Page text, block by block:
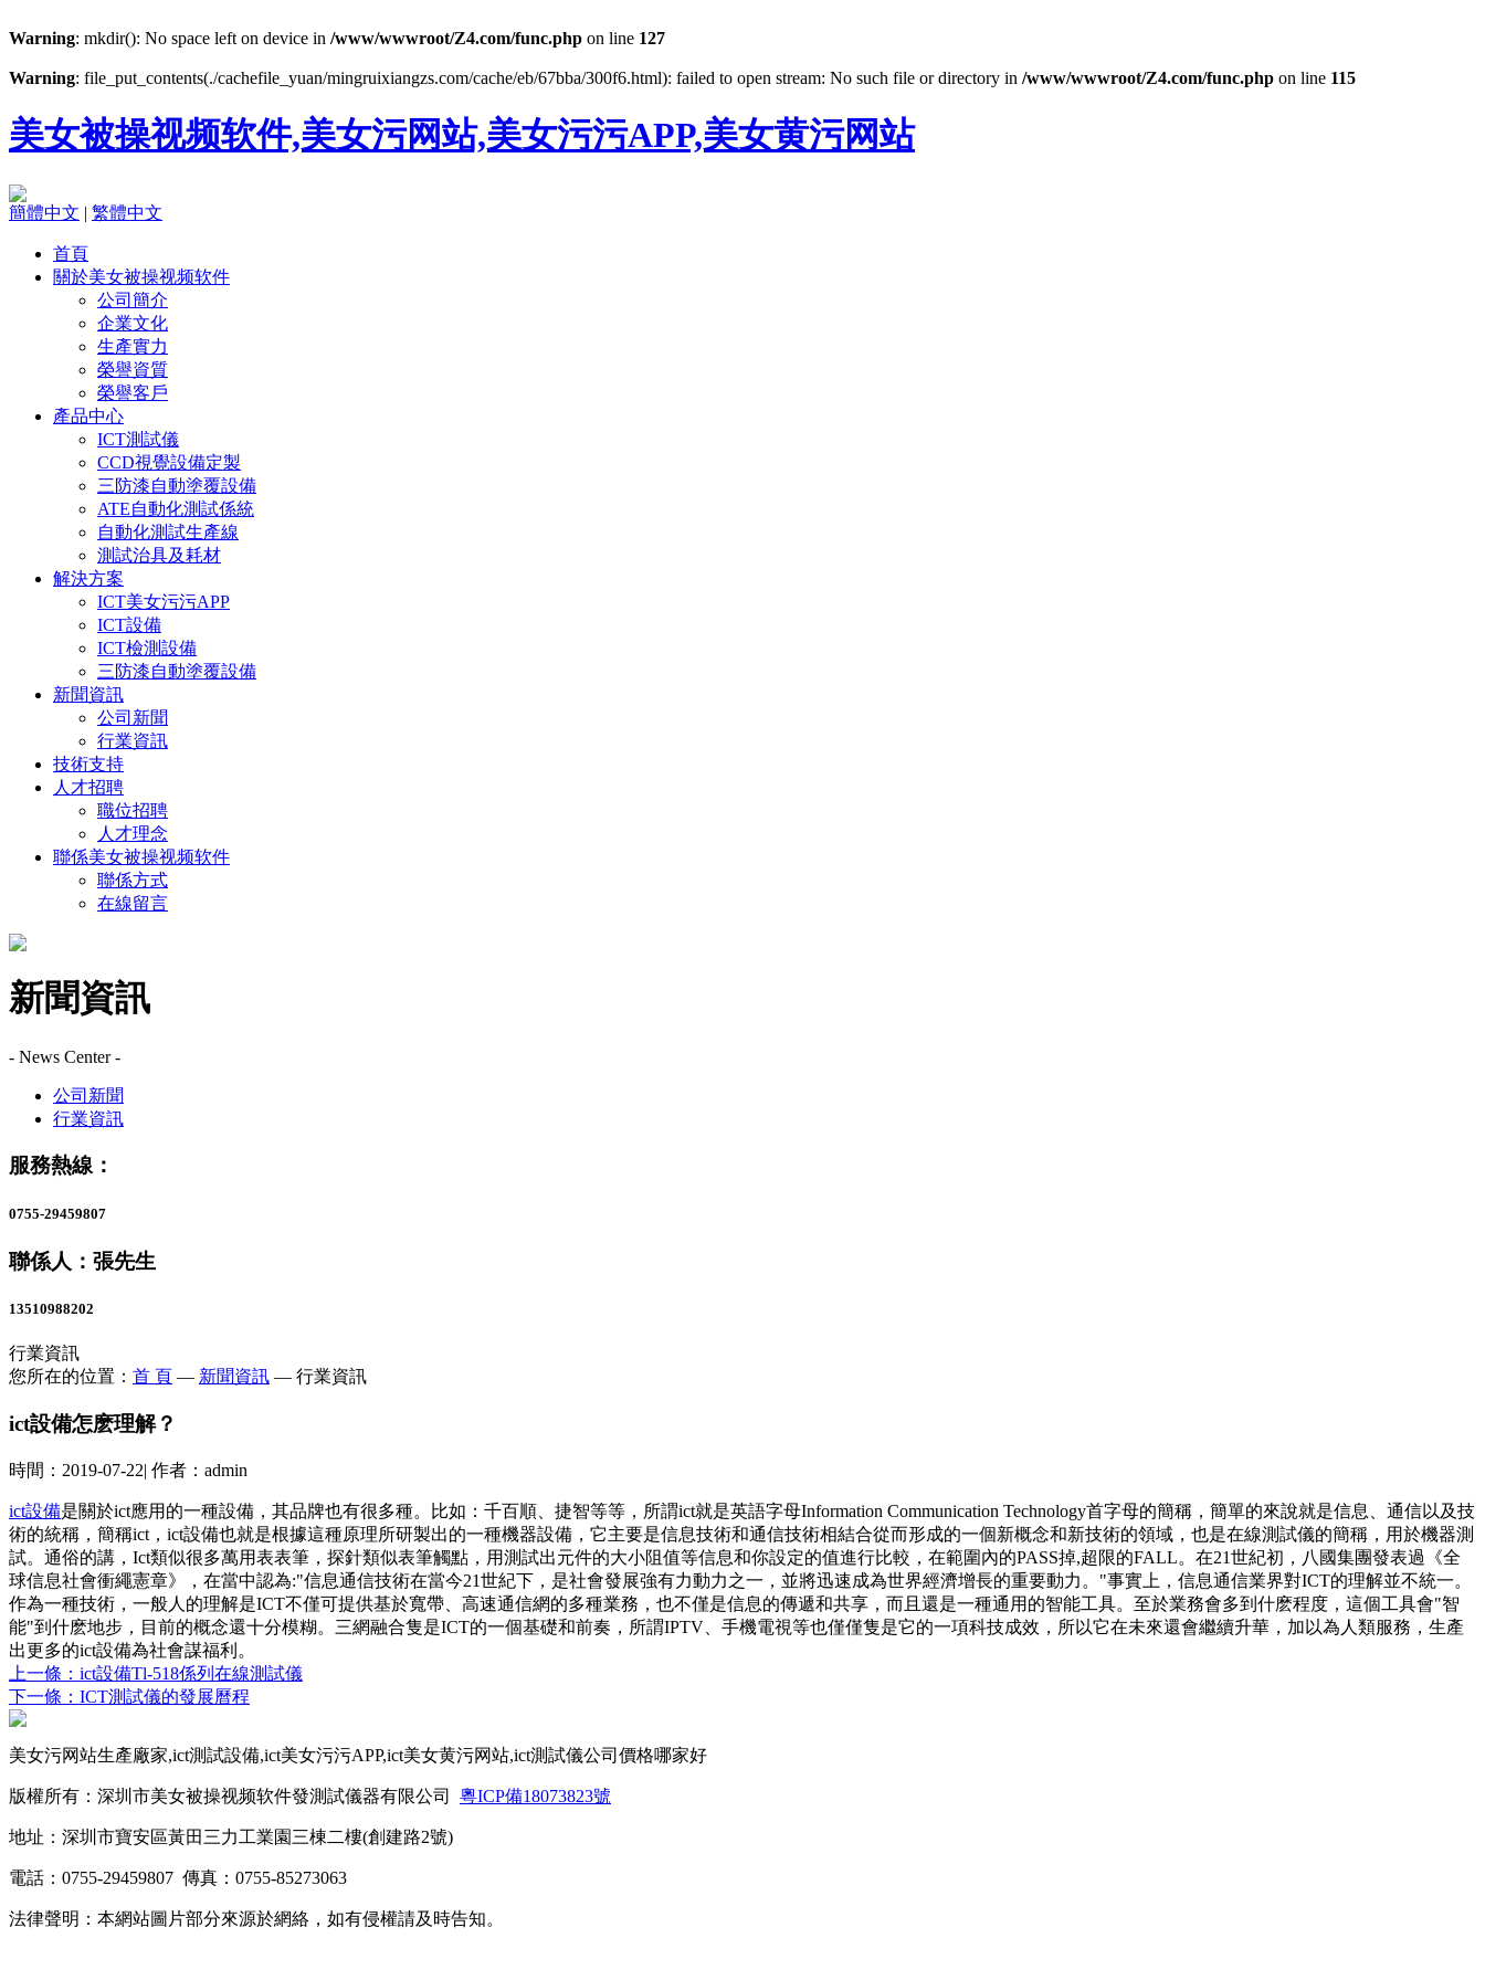
Warning: mkdir(): No space left on device in /www/wwwroot/Z4.com/func.php on line 127
Warning: file_put_contents(./cachefile_yuan/mingruixiangzs.com/cache/eb/67bba/300f6.html): failed to open stream: No such file or directory in /www/wwwroot/Z4.com/func.php on line 115
美女被操视频软件,美女污网站,美女污污APP,美女黄污网站
簡體中文 | 繁體中文
首頁
關於美女被操视频软件
公司簡介
企業文化
生產實力
榮譽資質
榮譽客戶
產品中心
ICT測試儀
CCD視覺設備定製
三防漆自動塗覆設備
ATE自動化測試係統
自動化測試生產線
測試治具及耗材
解決方案
ICT美女污污APP
ICT設備
ICT檢測設備
三防漆自動塗覆設備
新聞資訊
公司新聞
行業資訊
技術支持
人才招聘
職位招聘
人才理念
聯係美女被操视频软件
聯係方式
在線留言
新聞資訊
- News Center -
公司新聞
行業資訊
服務熱線：
0755-29459807
聯係人：張先生
13510988202
行業資訊
您所在的位置： 首 頁 — 新聞資訊 — 行業資訊
ict設備怎麽理解？
時間： 2019-07-22| 作者： admin
ict設備是關於ict應用的一種設備，其品牌也有很多種。比如：千百順、捷智等等，所謂ict就是英語字母Information Communication Technology首字母的簡稱，簡單的來說就是信息、通信以及技
術的統稱，簡稱ict，ict設備也就是根據這種原理所研製出的一種機器設備，它主要是信息技術和通信技術相結合從而形成的一個新概念和新技術的領域，也是在線測試儀的簡稱，用於機器測
試。通俗的講，Ict類似很多萬用表表筆，探針類似表筆觸點，用測試出元件的大小阻值等信息和你設定的值進行比較，在範圍內的PASS掉,超限的FALL。在21世紀初，八國集團發表過《全
球信息社會衝繩憲章》，在當中認為:"信息通信技術在當今21世紀下，是社會發展強有力動力之一，並將迅速成為世界經濟增長的重要動力。"事實上，信息通信業界對ICT的理解並不統一。
作為一種技術，一般人的理解是ICT不僅可提供基於寬帶、高速通信網的多種業務，也不僅是信息的傳遞和共享，而且還是一種通用的智能工具。至於業務會多到什麽程度，這個工具會"智
能"到什麽地步，目前的概念還十分模糊。三網融合隻是ICT的一個基礎和前奏，所謂IPTV、手機電視等也僅僅隻是它的一項科技成效，所以它在未來還會繼續升華，加以為人類服務，生產
出更多的ict設備為社會謀福利。
上一條：ict設備Tl-518係列在線測試儀
下一條：ICT測試儀的發展曆程
美女污网站生產廠家,ict測試設備,ict美女污污APP,ict美女黄污网站,ict測試儀公司價格哪家好
版權所有：深圳市美女被操视频软件發測試儀器有限公司 粵ICP備18073823號
地址：深圳市寶安區黃田三力工業園三棟二樓(創建路2號)
電話：0755-29459807 傳真：0755-85273063
法律聲明：本網站圖片部分來源於網絡，如有侵權請及時告知。